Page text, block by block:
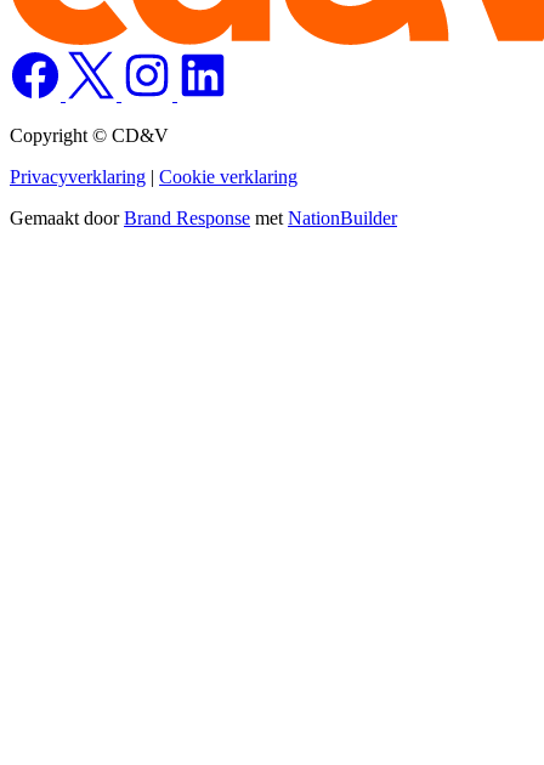
Copyright © CD&V
Privacyverklaring | Cookie verklaring
Gemaakt doorBrand Response met NationBuilder